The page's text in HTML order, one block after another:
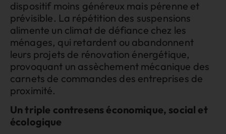
dispositif moins généreux mais pérenne et
prévisible. La répétition des suspensions
alimente un climat de défiance chez les
ménages, qui retardent ou abandonnent
leurs projets de rénovation énergétique,
provoquant un assèchement mécanique des
carnets de commandes des entreprises de
proximité.
Un triple contresens économique, social et
écologique